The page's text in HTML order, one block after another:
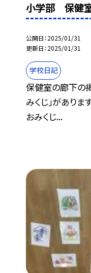
小学部 保健
公開日 2025/01/31
更新日 2025/01/31
学校日記
保健室の廊下の
みくじ」がありま
おみくじ...